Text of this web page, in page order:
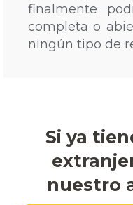
finalmente
completa o
ningún tipo de
Si ya
nuestro